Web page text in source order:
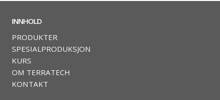
INNHOLD
PRODUKTER
SPESIALPRODUKSJON
KURS
OM TERRATECH
KONTAKT